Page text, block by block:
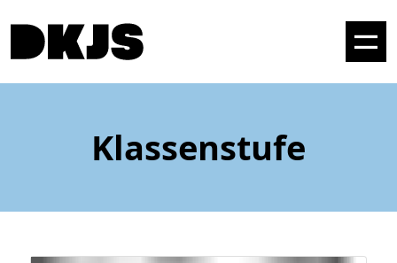
Klassenstufe